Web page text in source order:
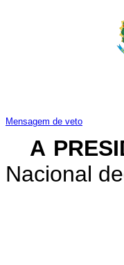
Mensagem de veto
A
Nacional